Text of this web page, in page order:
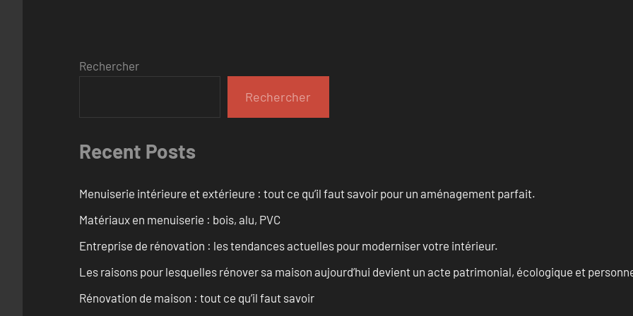
Rechercher
Rechercher
Recent Posts
Menuiserie intérieure et extérieure : tout ce qu’il faut savoir pour un aménagement parfait.
Matériaux en menuiserie : bois, alu, PVC
Entreprise de rénovation : les tendances actuelles pour moderniser votre intérieur.
Les raisons pour lesquelles rénover sa maison aujourd’hui devient un acte patrimonial, écologique et
Rénovation de maison : tout ce qu’il faut savoir